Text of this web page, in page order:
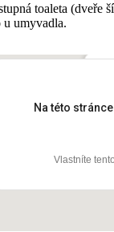
toaleta
umyvadla.
Na této
Vlastníte